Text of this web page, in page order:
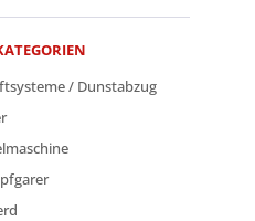
/ Dunstabzug